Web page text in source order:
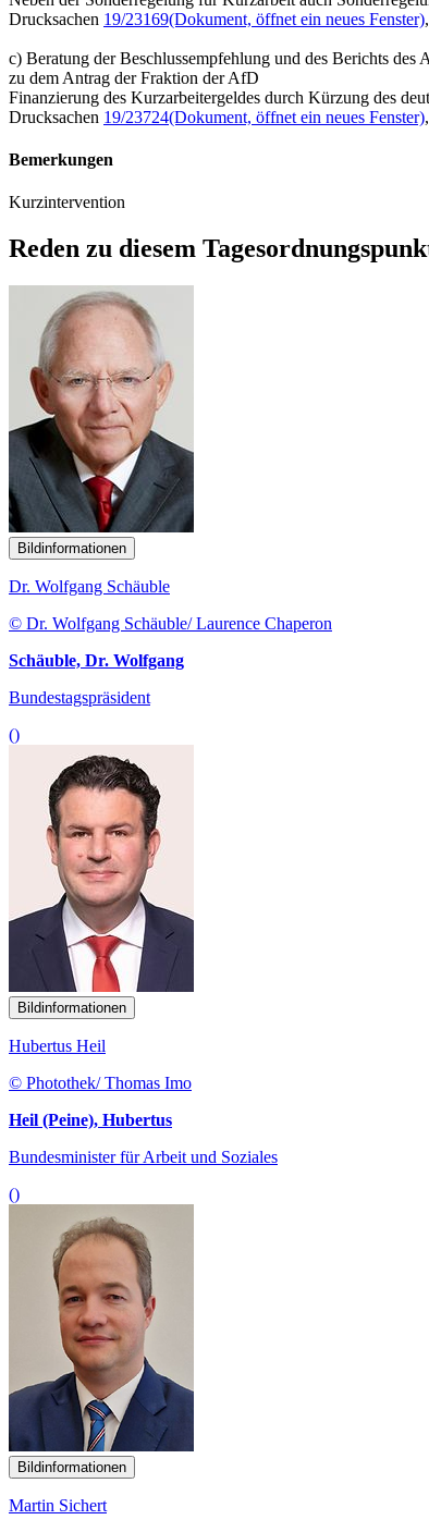
Drucksachen 19/23169(Dokument, öffnet ein neues Fenster),
c) Beratung der Beschlussempfehlung und des Berichts
zu dem Antrag der Fraktion der AfD
Finanzierung des Kurzarbeitergeldes durch Kürzung des
Drucksachen 19/23724(Dokument, öffnet ein neues Fenster),
Bemerkungen
Kurzintervention
Reden zu diesem
Bildinformationen
Dr. Wolfgang Schäuble
© Dr. Wolfgang Schäuble/ Laurence Chaperon
Schäuble, Dr. Wolfgang
Bundestagspräsident
()
Bildinformationen
Hubertus Heil
© Photothek/ Thomas Imo
Heil (Peine), Hubertus
Bundesminister für Arbeit und Soziales
()
Bildinformationen
Martin Sichert